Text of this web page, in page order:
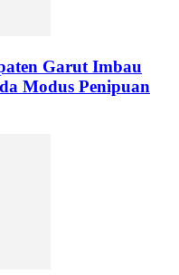
Garut Imbau
Modus Penipuan